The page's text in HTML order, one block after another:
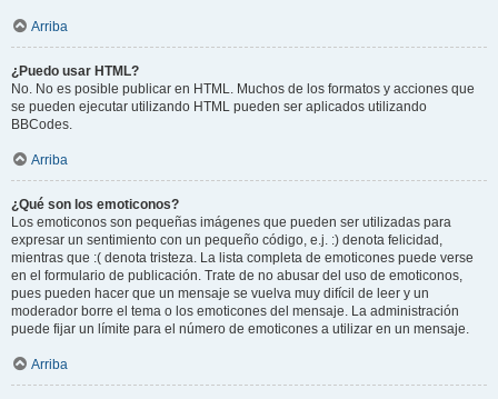
Arriba
¿Puedo usar HTML?
No. No es posible publicar en HTML. Muchos de los formatos y acciones que
se pueden ejecutar utilizando HTML pueden ser aplicados utilizando
BBCodes.
Arriba
¿Qué son los emoticonos?
Los emoticonos son pequeñas imágenes que pueden ser utilizadas para
expresar un sentimiento con un pequeño código, e.j. :) denota felicidad,
mientras que :( denota tristeza. La lista completa de emoticones puede verse
en el formulario de publicación. Trate de no abusar del uso de emoticonos,
pues pueden hacer que un mensaje se vuelva muy difícil de leer y un
moderador borre el tema o los emoticones del mensaje. La administración
puede fijar un límite para el número de emoticones a utilizar en un mensaje.
Arriba